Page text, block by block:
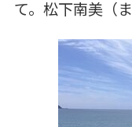
て。松下南美（